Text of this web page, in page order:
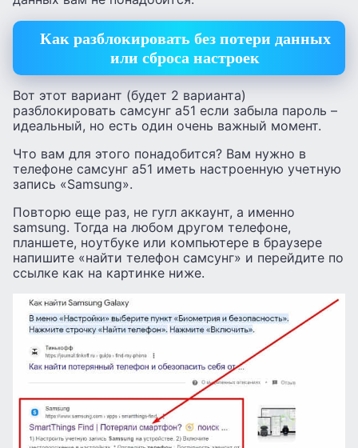
Как разблокировать без потери данных
или сброса настроек
Вот этот вариант (будет 2 варианта)
разблокировать самсунг а51 если забыла пароль –
идеальный, но есть один очень важный момент.
Что вам для этого понадобится? Вам нужно в
телефоне самсунг а51 иметь настроенную учетную
запись «Samsung».
Повторю еще раз, не гугл аккаунт, а именно
samsung. Тогда на любом другом телефоне,
планшете, ноутбуке или компьютере в браузере
напишите «найти телефон самсунг» и перейдите по
ссылке как на картинке ниже.